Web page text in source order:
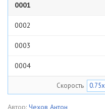
0001
0002
0003
0004
0006
Скорость 0.75x
Автор: Чехов Антон